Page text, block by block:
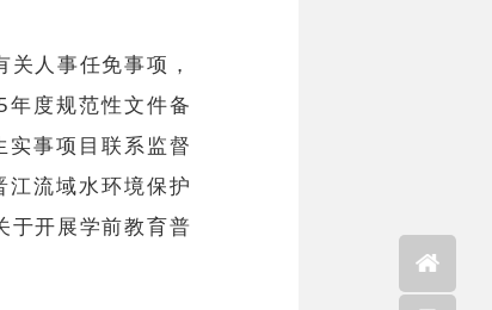
人事任免事项，
度规范性文件备
事项目联系监督
流域水环境保护
于开展学前教育普